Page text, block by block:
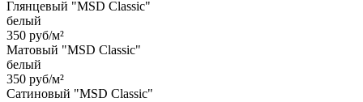
Глянцевый "MSD Classic"
белый
350 руб/м²
Матовый "MSD Classic"
белый
350 руб/м²
Сатиновый "MSD Classic"